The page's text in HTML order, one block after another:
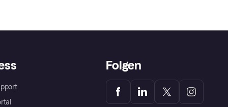
Folgen